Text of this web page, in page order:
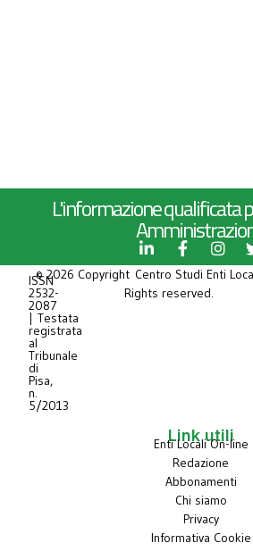
L'informazione qualificata
ISSN
2532-
2087
| Testata
registrata
al
Tribunale
di
Pisa,
n.
5/2013
© 2026 Copyright Centro Studi Enti
Rights reserved.
Link utili
Enti Locali On-line
Redazione
Abbonamenti
Chi siamo
Privacy
Informativa Cookie